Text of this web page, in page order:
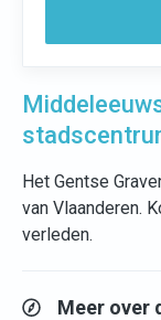
Het Gentse
van Vlaanderen.
verleden.
Meer over